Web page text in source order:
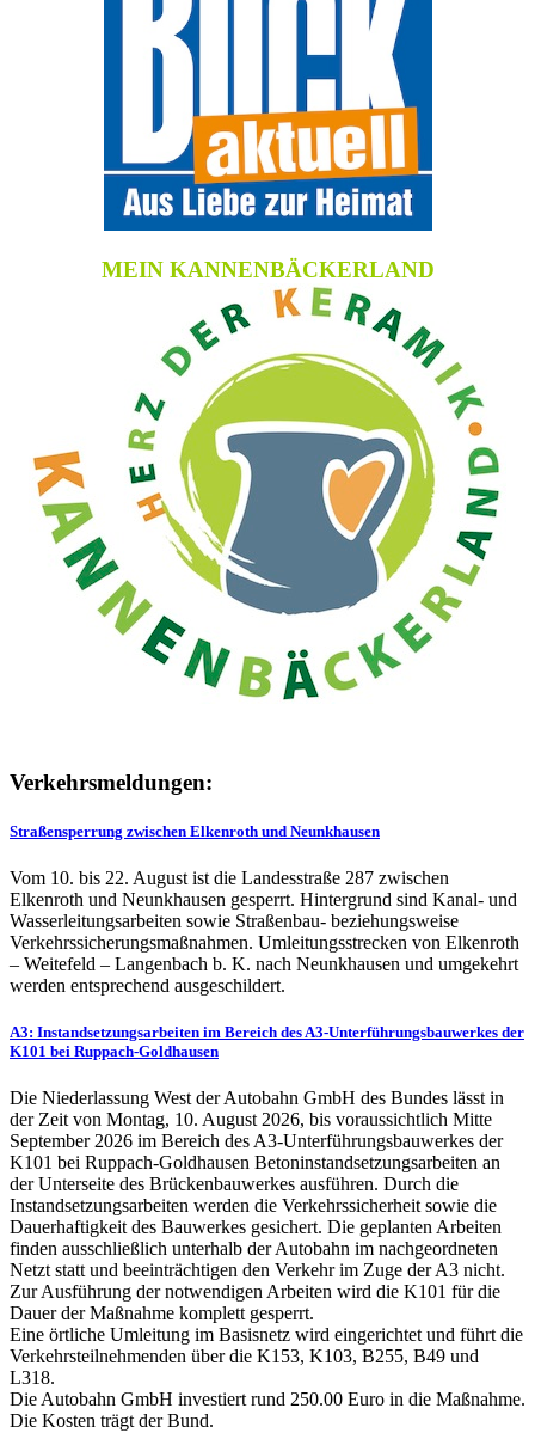
MEIN KANNENBÄCKERLAND
Verkehrsmeldungen:
Straßensperrung zwischen Elkenroth und Neunkhausen
Vom 10. bis 22. August ist die Landesstraße 287 zwischen
Elkenroth und Neunkhausen gesperrt. Hintergrund sind Kanal- und
Wasserleitungsarbeiten sowie Straßenbau- beziehungsweise
Verkehrssicherungsmaßnahmen. Umleitungsstrecken von Elkenroth
– Weitefeld – Langenbach b. K. nach Neunkhausen und umgekehrt
werden entsprechend ausgeschildert.
A3: Instandsetzungsarbeiten im Bereich des A3-Unterführungsbauwerkes der
K101 bei Ruppach-Goldhausen
Die Niederlassung West der Autobahn GmbH des Bundes lässt in
der Zeit von Montag, 10. August 2026, bis voraussichtlich Mitte
September 2026 im Bereich des A3-Unterführungsbauwerkes der
K101 bei Ruppach-Goldhausen Betoninstandsetzungsarbeiten an
der Unterseite des Brückenbauwerkes ausführen. Durch die
Instandsetzungsarbeiten werden die Verkehrssicherheit sowie die
Dauerhaftigkeit des Bauwerkes gesichert. Die geplanten Arbeiten
finden ausschließlich unterhalb der Autobahn im nachgeordneten
Netzt statt und beeinträchtigen den Verkehr im Zuge der A3 nicht.
Zur Ausführung der notwendigen Arbeiten wird die K101 für die
Dauer der Maßnahme komplett gesperrt.
Eine örtliche Umleitung im Basisnetz wird eingerichtet und führt die
Verkehrsteilnehmenden über die K153, K103, B255, B49 und
L318.
Die Autobahn GmbH investiert rund 250.00 Euro in die Maßnahme.
Die Kosten trägt der Bund.